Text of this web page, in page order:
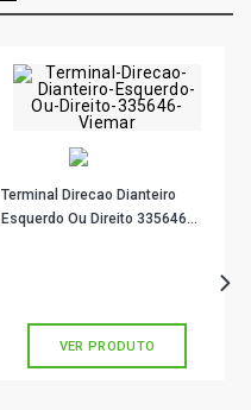
Terminal Direcao Dianteiro
Esquerdo Ou Direito 335646
VER PRODUTO